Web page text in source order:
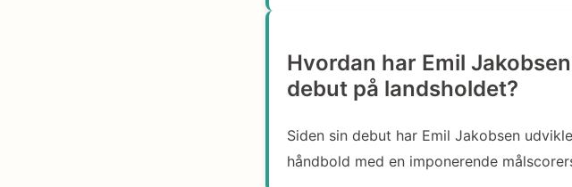
Hvordan har Emil
debut på landsholdet?
Siden sin debut har Emil Jakobsen
håndbold med en imponerende